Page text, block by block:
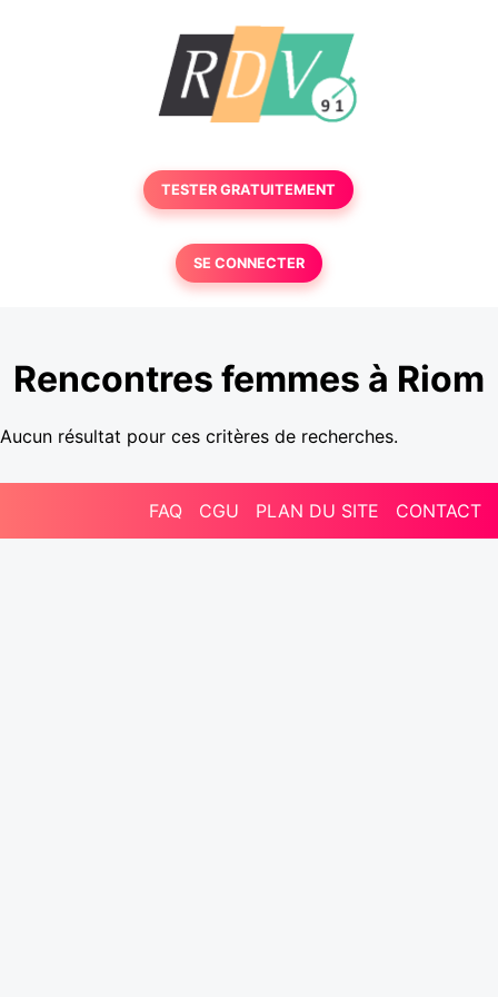
TESTER GRATUITEMENT
SE CONNECTER
Rencontres femmes à Riom
Aucun résultat pour ces critères de recherches.
FAQ CGU PLAN DU SITE CONTACT